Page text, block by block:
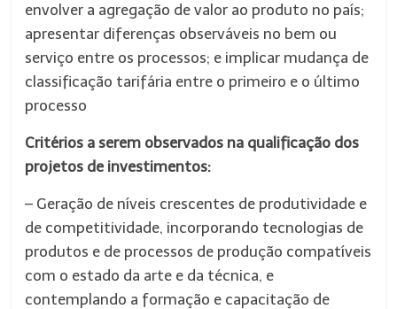
envolver a agregação de valor ao produto no país;
apresentar diferenças observáveis no bem ou
serviço entre os processos; e implicar mudança de
classificação tarifária entre o primeiro e o último
processo
Critérios a serem observados na qualificação dos
projetos de investimentos:
– Geração de níveis crescentes de produtividade e
de competitividade, incorporando tecnologias de
produtos e de processos de produção compatíveis
com o estado da arte e da técnica, e
contemplando a formação e capacitação de